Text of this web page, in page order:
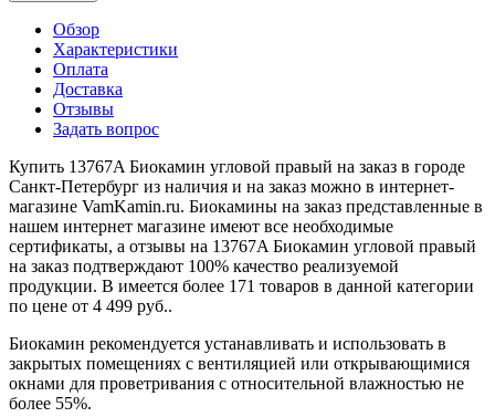
Обзор
Характеристики
Оплата
Доставка
Отзывы
Задать вопрос
Купить 13767A Биокамин угловой правый на заказ в городе
Санкт-Петербург из наличия и на заказ можно в интернет-
магазине VamKamin.ru. Биокамины на заказ представленные в
нашем интернет магазине имеют все необходимые
сертификаты, а отзывы на 13767A Биокамин угловой правый
на заказ подтверждают 100% качество реализуемой
продукции. В имеется более 171 товаров в данной категории
по цене от 4 499 руб..
Биокамин рекомендуется устанавливать и использовать в
закрытых помещениях с вентиляцией или открывающимися
окнами для проветривания с относительной влажностью не
более 55%.